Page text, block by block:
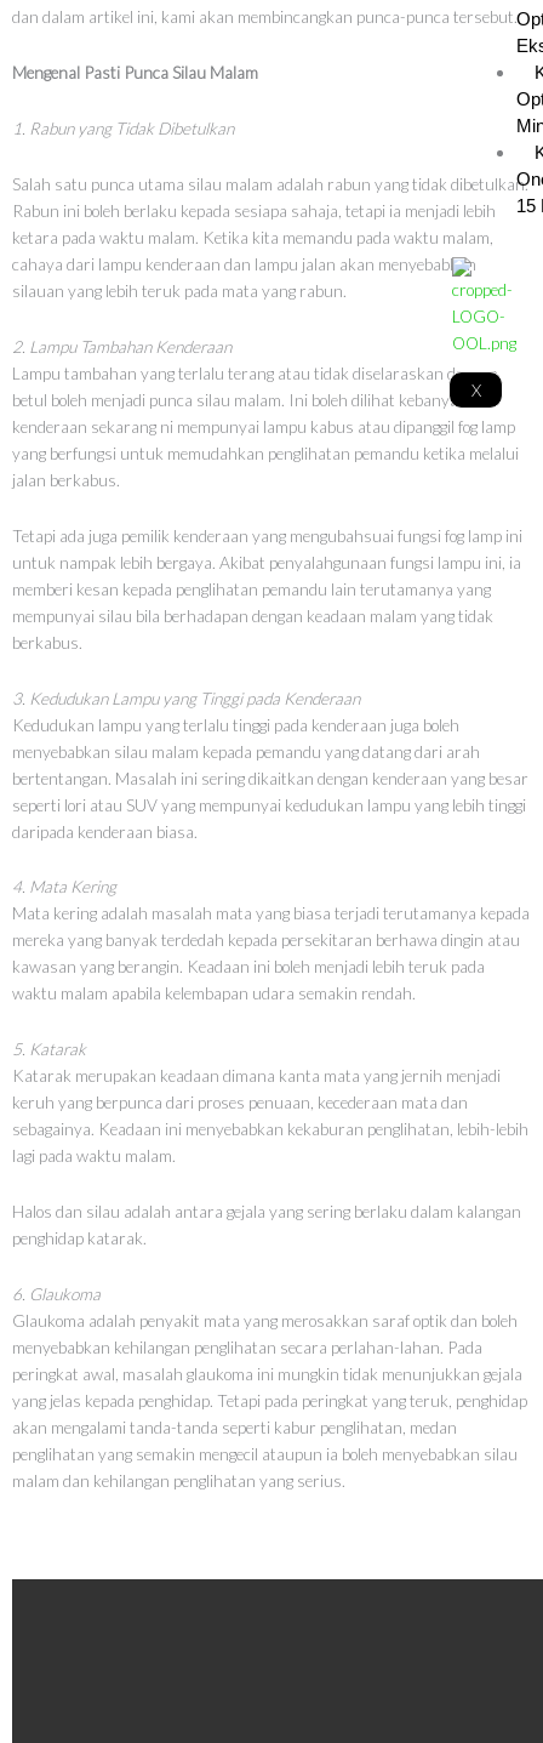
15
X
dan dalam artikel ini, kami akan membincangkan punca-punca tersebut.
Mengenal Pasti Punca Silau Malam
1. Rabun yang Tidak Dibetulkan
Salah satu punca utama silau malam adalah rabun yang tidak dibetulkan.
Rabun ini boleh berlaku kepada sesiapa sahaja, tetapi ia menjadi lebih
ketara pada waktu malam. Ketika kita memandu pada waktu malam,
cahaya dari lampu kenderaan dan lampu jalan akan menyebabkan
silauan yang lebih teruk pada mata yang rabun.
2. Lampu Tambahan Kenderaan
Lampu tambahan yang terlalu terang atau tidak diselaraskan dengan
betul boleh menjadi punca silau malam. Ini boleh dilihat kebanyakan
kenderaan sekarang ni mempunyai lampu kabus atau dipanggil fog lamp
yang berfungsi untuk memudahkan penglihatan pemandu ketika melalui
jalan berkabus.
Tetapi ada juga pemilik kenderaan yang mengubahsuai fungsi fog lamp ini
untuk nampak lebih bergaya. Akibat penyalahgunaan fungsi lampu ini, ia
memberi kesan kepada penglihatan pemandu lain terutamanya yang
mempunyai silau bila berhadapan dengan keadaan malam yang tidak
berkabus.
3. Kedudukan Lampu yang Tinggi pada Kenderaan
Kedudukan lampu yang terlalu tinggi pada kenderaan juga boleh
menyebabkan silau malam kepada pemandu yang datang dari arah
bertentangan. Masalah ini sering dikaitkan dengan kenderaan yang besar
seperti lori atau SUV yang mempunyai kedudukan lampu yang lebih tinggi
daripada kenderaan biasa.
4. Mata Kering
Mata kering adalah masalah mata yang biasa terjadi terutamanya kepada
mereka yang banyak terdedah kepada persekitaran berhawa dingin atau
kawasan yang berangin. Keadaan ini boleh menjadi lebih teruk pada
waktu malam apabila kelembapan udara semakin rendah.
5. Katarak
Katarak merupakan keadaan dimana kanta mata yang jernih menjadi
keruh yang berpunca dari proses penuaan, kecederaan mata dan
sebagainya. Keadaan ini menyebabkan kekaburan penglihatan, lebih-lebih
lagi pada waktu malam.
Halos dan silau adalah antara gejala yang sering berlaku dalam kalangan
penghidap katarak.
6. Glaukoma
Glaukoma adalah penyakit mata yang merosakkan saraf optik dan boleh
menyebabkan kehilangan penglihatan secara perlahan-lahan. Pada
peringkat awal, masalah glaukoma ini mungkin tidak menunjukkan gejala
yang jelas kepada penghidap. Tetapi pada peringkat yang teruk, penghidap
akan mengalami tanda-tanda seperti kabur penglihatan, medan
penglihatan yang semakin mengecil ataupun ia boleh menyebabkan silau
malam dan kehilangan penglihatan yang serius.